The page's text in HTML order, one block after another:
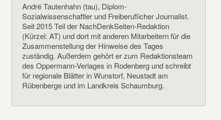
André Tautenhahn (tau), Diplom-
Sozialwissenschaftler und Freiberuflicher Journalist.
Seit 2015 Teil der NachDenkSeiten-Redaktion
(Kürzel: AT) und dort mit anderen Mitarbeitern für die
Zusammenstellung der Hinweise des Tages
zuständig. Außerdem gehört er zum Redaktionsteam
des Oppermann-Verlages in Rodenberg und schreibt
für regionale Blätter in Wunstorf, Neustadt am
Rübenberge und im Landkreis Schaumburg.